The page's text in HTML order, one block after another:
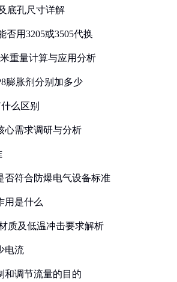
底孔尺寸详解
否用3205或3505代换
重量计算与应用分析
膨胀剂分别加多少
么区别
心需求调研与分析
否符合防爆电气设备标准
用是什么
质及低温冲击要求解析
电流
和调节流量的目的